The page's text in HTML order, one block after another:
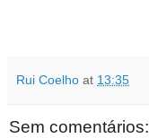
Rui Coelho at 13:35
Sem comentários: